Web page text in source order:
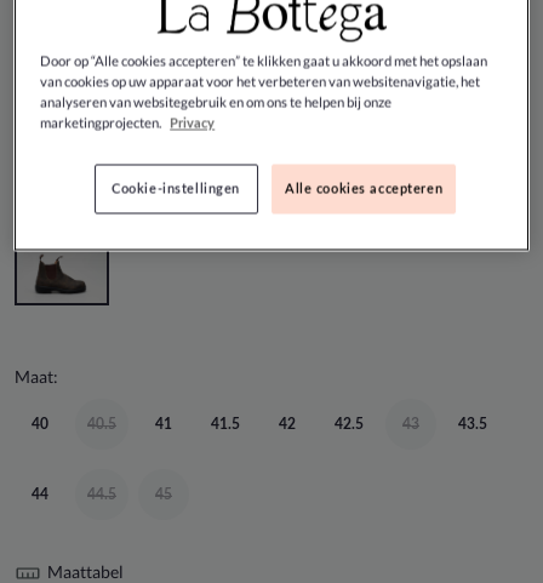
Blundstone - Bruin Korte laars
€ 210,00
BRUIN
Maat:
40 42
40.5 41 41.5 42.5 43.5
43
44.5
44 45
Maattabel
Door op “Alle cookies accepteren” te klikken gaat u akkoord met het opslaan
van cookies op uw apparaat voor het verbeteren van websitenavigatie, het
analyseren van websitegebruik en om ons te helpen bij onze
marketingprojecten.
Privacy
Alle cookies accepteren
Cookie-instellingen